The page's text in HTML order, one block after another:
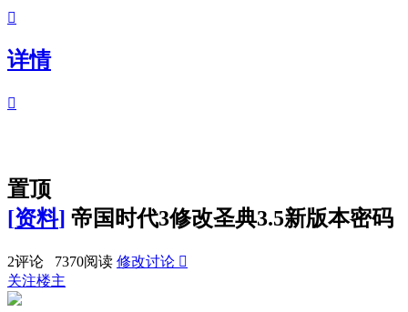

详情

置顶
[资料] 帝国时代3修改圣典3.5新版本密码
2评论 7370阅读 修改讨论 
关注楼主